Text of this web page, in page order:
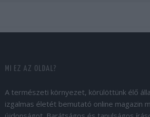
MI EZ AZ OLDAL?
A természeti környezet, körülöttünk élő
izgalmas életét bemutató online magazin